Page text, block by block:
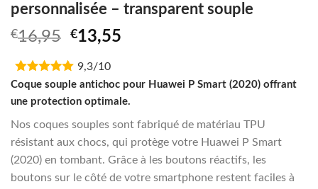
personnalisée – transparent souple
€16,95 Original
was:
€16,95.
€13,55
€13,55.
9,3/10
Coque souple antichoc pour Huawei P Smart (2020) offrant
une protection optimale.
Nos coques souples sont fabriqué de matériau TPU
résistant aux chocs, qui protège votre Huawei P Smart
(2020) en tombant. Grâce à les boutons réactifs, les
boutons sur le côté de votre smartphone restent faciles à